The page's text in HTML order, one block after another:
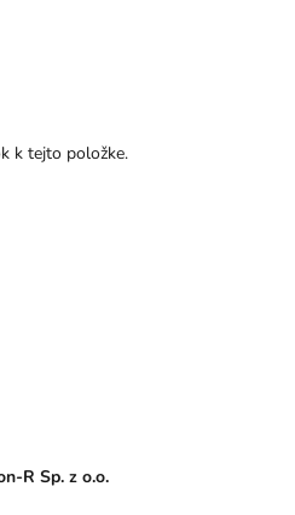
k tejto položke.
R Sp. z o.o.